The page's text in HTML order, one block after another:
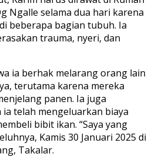
Ngalle selama dua hari karena
beberapa bagian tubuh. Ia
trauma, nyeri, dan
ia berhak melarang orang lain
terutama karena mereka
panen. Ia juga
telah mengeluarkan biaya
bibit ikan. “Saya yang
Kamis 30 Januari 2025 di
Takalar.